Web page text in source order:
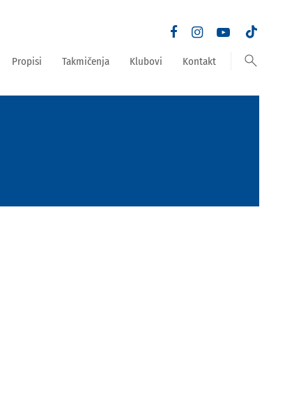
Propisi Takmičenja Klubovi Kontakt search